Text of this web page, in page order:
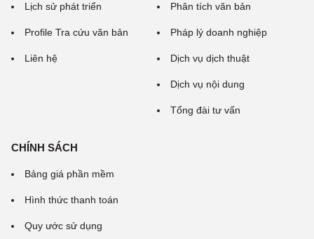
Lịch sử phát triển
Profile Tra cứu văn bản
Liên hệ
Phân tích văn bản
Pháp lý doanh nghiệp
Dịch vụ dịch thuật
Dịch vụ nội dung
Tổng đài tư vấn
CHÍNH SÁCH
Bảng giá phần mềm
Hình thức thanh toán
Quy ước sử dụng